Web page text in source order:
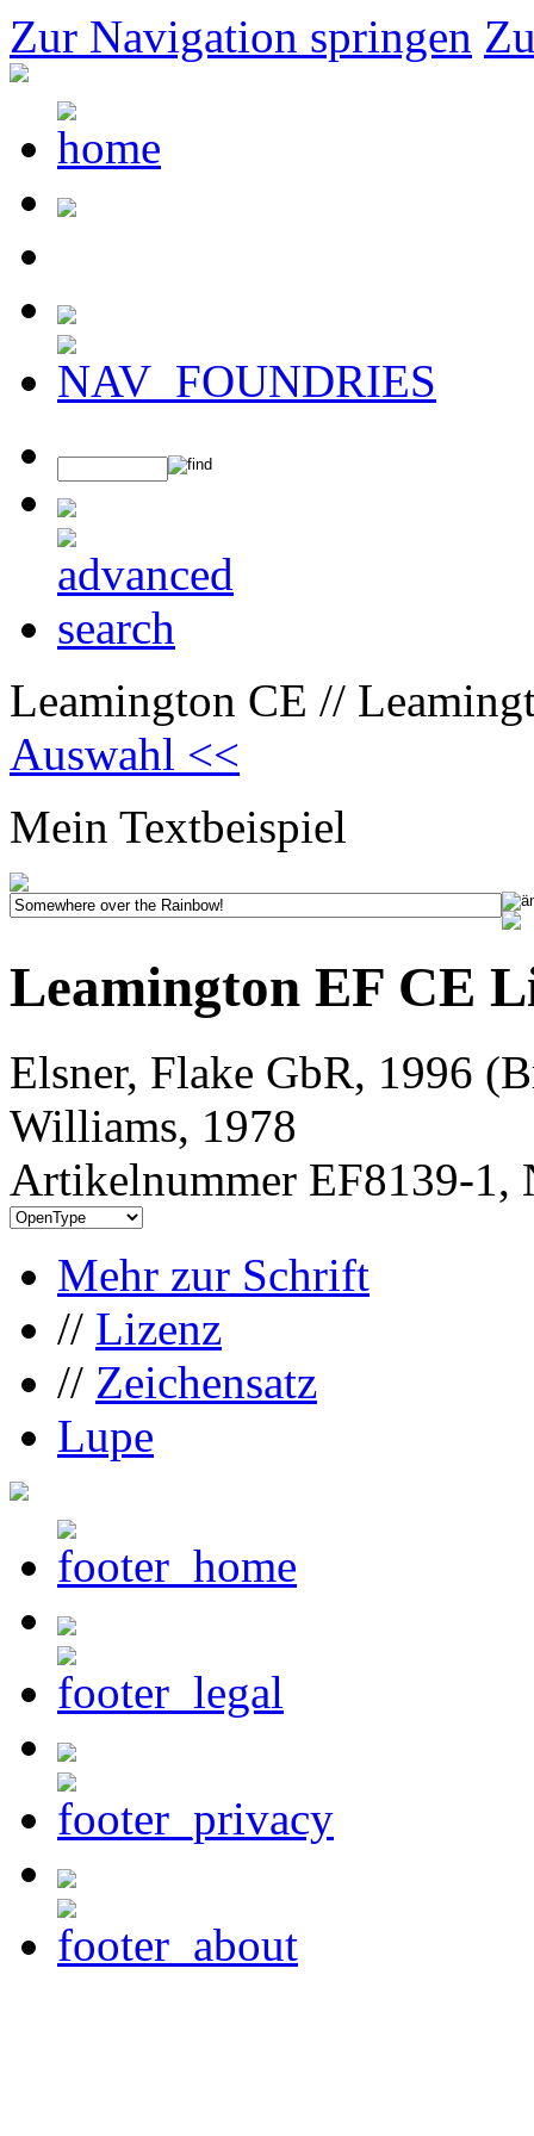
Zur Navigation springen
Leamington CE //
Auswahl <<
Mein Textbeispiel
Leamington EF CE
Elsner, Flake GbR, 1996
Williams, 1978
Artikelnummer EF8139-1,
Mehr zur Schrift
// Lizenz
// Zeichensatz
Lupe